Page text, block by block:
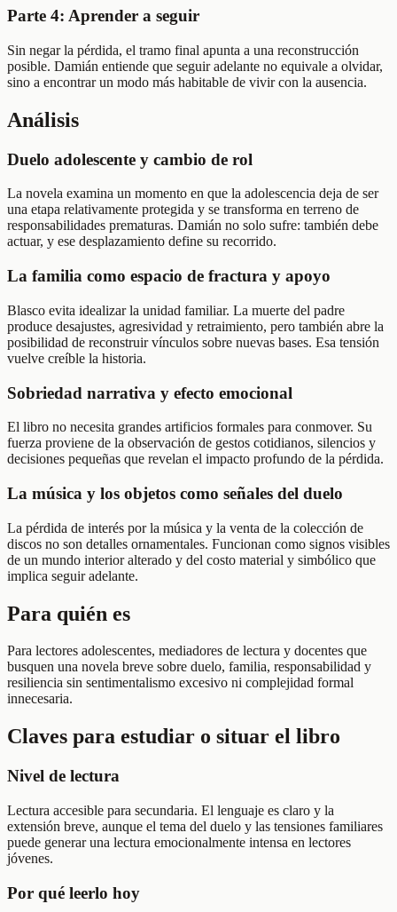
Parte 4: Aprender a seguir
Sin negar la pérdida, el tramo final apunta a una reconstrucción
posible. Damián entiende que seguir adelante no equivale a olvidar,
sino a encontrar un modo más habitable de vivir con la ausencia.
Análisis
Duelo adolescente y cambio de rol
La novela examina un momento en que la adolescencia deja de ser
una etapa relativamente protegida y se transforma en terreno de
responsabilidades prematuras. Damián no solo sufre: también debe
actuar, y ese desplazamiento define su recorrido.
La familia como espacio de fractura y apoyo
Blasco evita idealizar la unidad familiar. La muerte del padre
produce desajustes, agresividad y retraimiento, pero también abre la
posibilidad de reconstruir vínculos sobre nuevas bases. Esa tensión
vuelve creíble la historia.
Sobriedad narrativa y efecto emocional
El libro no necesita grandes artificios formales para conmover. Su
fuerza proviene de la observación de gestos cotidianos, silencios y
decisiones pequeñas que revelan el impacto profundo de la pérdida.
La música y los objetos como señales del duelo
La pérdida de interés por la música y la venta de la colección de
discos no son detalles ornamentales. Funcionan como signos visibles
de un mundo interior alterado y del costo material y simbólico que
implica seguir adelante.
Para quién es
Para lectores adolescentes, mediadores de lectura y docentes que
busquen una novela breve sobre duelo, familia, responsabilidad y
resiliencia sin sentimentalismo excesivo ni complejidad formal
innecesaria.
Claves para estudiar o situar el libro
Nivel de lectura
Lectura accesible para secundaria. El lenguaje es claro y la
extensión breve, aunque el tema del duelo y las tensiones familiares
puede generar una lectura emocionalmente intensa en lectores
jóvenes.
Por qué leerlo hoy